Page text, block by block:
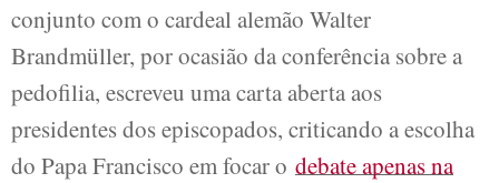
conjunto com o cardeal alemão Walter
Brandmüller, por ocasião da conferência sobre a
pedofilia, escreveu uma carta aberta aos
presidentes dos episcopados, criticando a escolha
do Papa Francisco em focar o debate apenas na